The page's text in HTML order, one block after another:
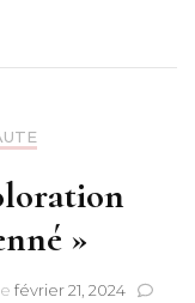
»
février 21, 2024